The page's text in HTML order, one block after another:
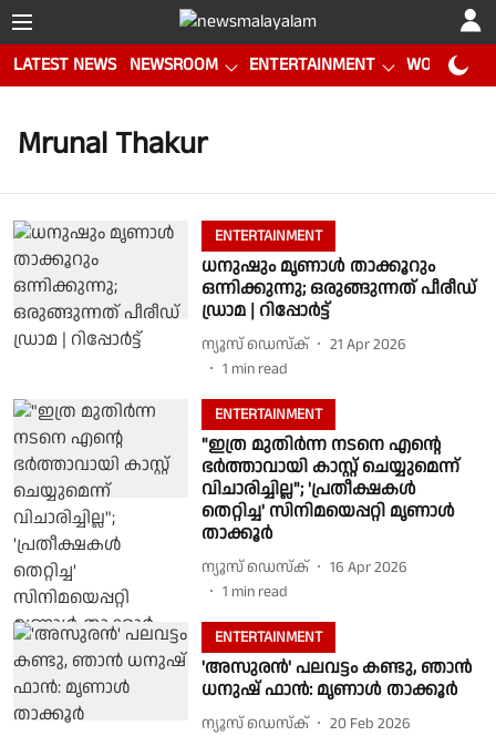
LATEST NEWS NEWSROOM ENTERTAINMENT WORLD CUP
Mrunal Thakur
ENTERTAINMENT
ധനുഷും മൃണാൾ താക്കൂറും
ഒന്നിക്കുന്നു; ഒരുങ്ങുന്നത് പീരീഡ്
ഡ്രാമ | റിപ്പോർട്ട്
ന്യൂസ് ഡെസ്ക്
21 Apr 2026
1 min read
ENTERTAINMENT
"ഇത്ര മുതിർന്ന നടനെ എന്റെ
ഭർത്താവായി കാസ്റ്റ് ചെയ്യുമെന്ന്
വിചാരിച്ചില്ല"; 'പ്രതീക്ഷകൾ
തെറ്റിച്ച' സിനിമയെപ്പറ്റി മൃണാൾ
താക്കൂർ
ന്യൂസ് ഡെസ്ക്
16 Apr 2026
1 min read
ENTERTAINMENT
'അസുരൻ' പലവട്ടം കണ്ടു, ഞാൻ
ധനുഷ് ഫാൻ: മൃണാൾ താക്കൂർ
ന്യൂസ് ഡെസ്ക്
20 Feb 2026